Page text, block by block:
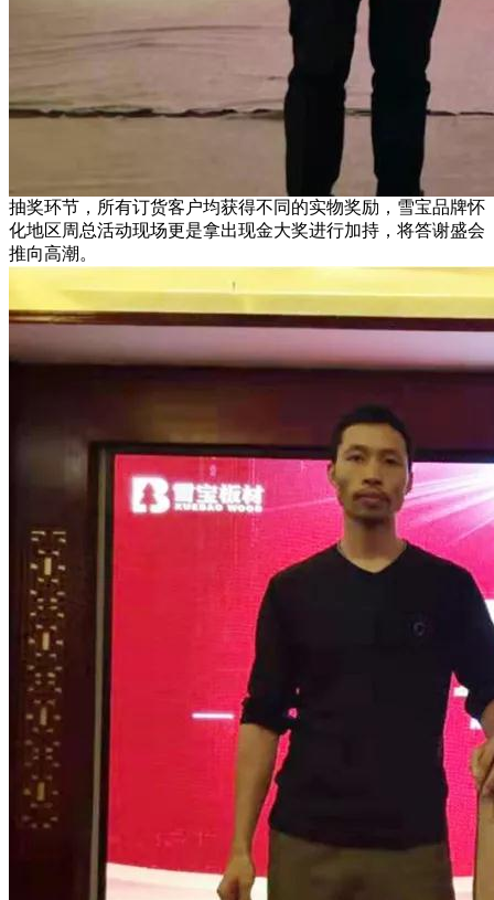
抽奖环节，所有订货客户均获得不同的实物奖励，雪宝品牌怀
化地区周总活动现场更是拿出现金大奖进行加持，将答谢盛会
推向高潮。